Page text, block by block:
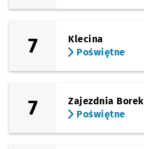
7
Klecina
Poświętne
7
Zajezdnia Borek
Poświętne